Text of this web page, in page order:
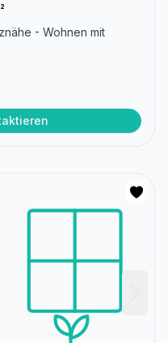
- Wohnen mit